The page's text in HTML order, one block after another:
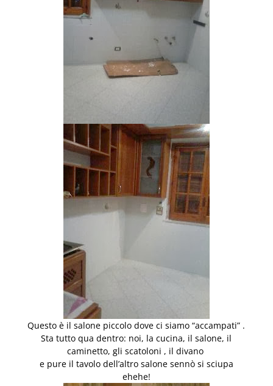
Questo è il salone piccolo dove ci siamo “accampati” .
Sta tutto qua dentro: noi, la cucina, il salone, il
caminetto, gli scatoloni , il divano
e pure il tavolo dell’altro salone sennò si sciupa
ehehe!